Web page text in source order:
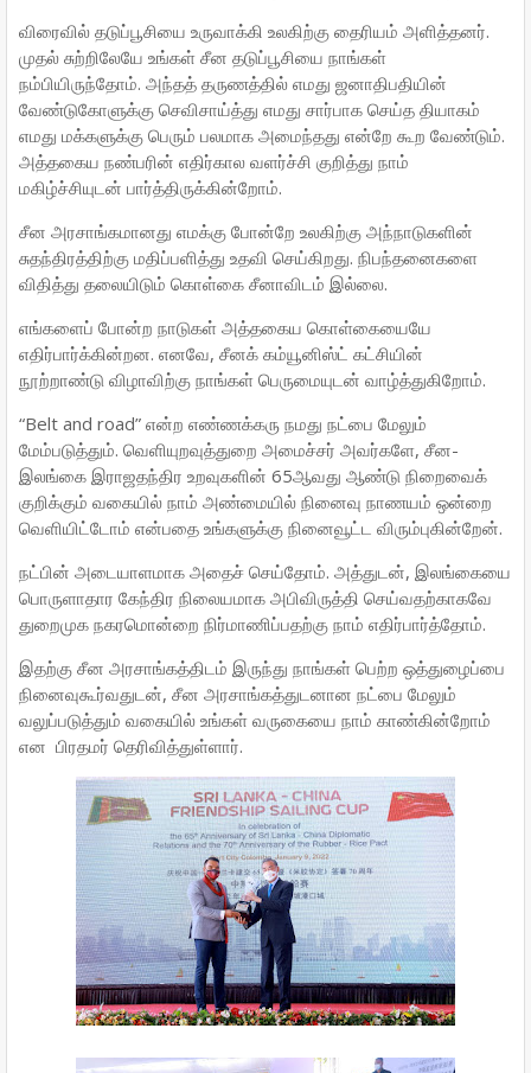
விரைவில் தடுப்பூசியை உருவாக்கி உலகிற்கு தைரியம் அளித்தனர்.
முதல் சுற்றிலேயே உங்கள் சீன தடுப்பூசியை நாங்கள்
நம்பியிருந்தோம். அந்தத் தருணத்தில் எமது ஜனாதிபதியின்
வேண்டுகோளுக்கு செவிசாய்த்து எமது சார்பாக செய்த தியாகம்
எமது மக்களுக்கு பெரும் பலமாக அமைந்தது என்றே கூற வேண்டும்.
அத்தகைய நண்பரின் எதிர்கால வளர்ச்சி குறித்து நாம்
மகிழ்ச்சியுடன் பார்த்திருக்கின்றோம்.
சீன அரசாங்கமானது எமக்கு போன்றே உலகிற்கு அந்நாடுகளின்
சுதந்திரத்திற்கு மதிப்பளித்து உதவி செய்கிறது. நிபந்தனைகளை
விதித்து தலையிடும் கொள்கை சீனாவிடம் இல்லை.
எங்களைப் போன்ற நாடுகள் அத்தகைய கொள்கையையே
எதிர்பார்க்கின்றன. எனவே, சீனக் கம்யூனிஸ்ட் கட்சியின்
நூற்றாண்டு விழாவிற்கு நாங்கள் பெருமையுடன் வாழ்த்துகிறோம்.
“Belt and road” என்ற எண்ணக்கரு நமது நட்பை மேலும்
மேம்படுத்தும். வெளியுறவுத்துறை அமைச்சர் அவர்களே, சீன-
இலங்கை இராஜதந்திர உறவுகளின் 65ஆவது ஆண்டு நிறைவைக்
குறிக்கும் வகையில் நாம் அண்மையில் நினைவு நாணயம் ஒன்றை
வெளியிட்டோம் என்பதை உங்களுக்கு நினைவூட்ட விரும்புகின்றேன்.
நட்பின் அடையாளமாக அதைச் செய்தோம். அத்துடன், இலங்கையை
பொருளாதார கேந்திர நிலையமாக அபிவிருத்தி செய்வதற்காகவே
துறைமுக நகரமொன்றை நிர்மாணிப்பதற்கு நாம் எதிர்பார்த்தோம்.
இதற்கு சீன அரசாங்கத்திடம் இருந்து நாங்கள் பெற்ற ஒத்துழைப்பை
நினைவுகூர்வதுடன், சீன அரசாங்கத்துடனான நட்பை மேலும்
வலுப்படுத்தும் வகையில் உங்கள் வருகையை நாம் காண்கின்றோம்
என பிரதமர் தெரிவித்துள்ளார்.